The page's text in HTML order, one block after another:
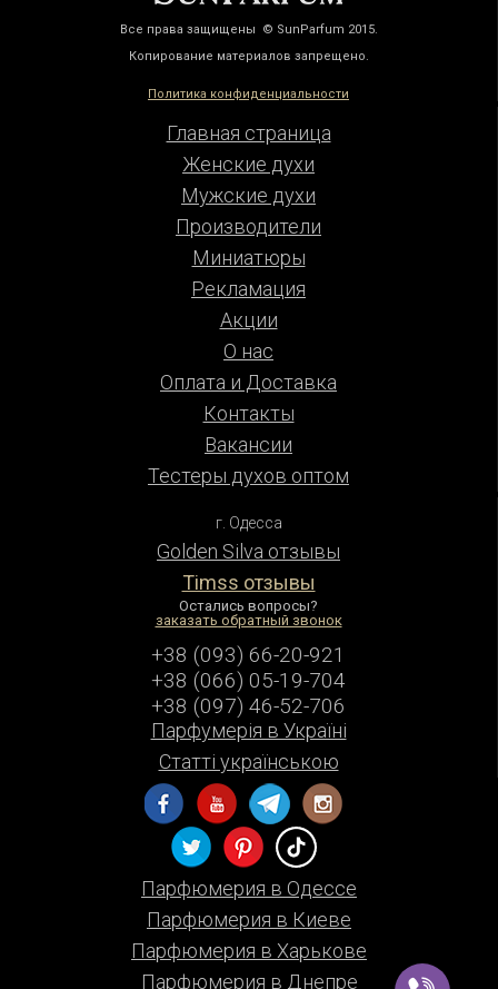
Все права защищены © SunParfum 2015.
Копирование материалов запрещено.
Политика конфиденциальности
Главная страница
Женские духи
Мужские духи
Производители
Миниатюры
Рекламация
Акции
О нас
Оплата и Доставка
Контакты
Вакансии
Тестеры духов оптом
г. Одесса
Golden Silva отзывы
Timss отзывы
Остались вопросы?
заказать обратный звонок
+38 (093) 66-20-921
+38 (066) 05-19-704
+38 (097) 46-52-706
Парфумерiя в Українi
Статті українською
Парфюмерия в Одессе
Парфюмерия в Киеве
Парфюмерия в Харькове
Парфюмерия в Днепре